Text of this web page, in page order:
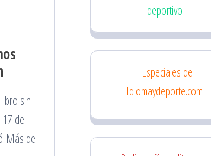
sin
de
Más de
deportivo
Especiales de
Idiomaydeporte.com